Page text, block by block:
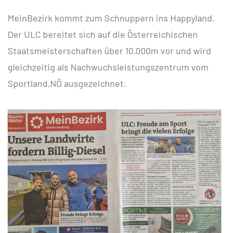
MeinBezirk kommt zum Schnuppern ins Happyland.
Der ULC bereitet sich auf die Österreichischen
Staatsmeisterschaften über 10.000m vor und wird
gleichzeitig als Nachwuchsleistungszentrum vom
Sportland.NÖ ausgezeichnet.